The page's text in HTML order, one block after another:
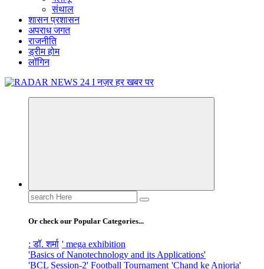
संथाल
शासन प्रशासन
अपराध जगत
राजनीति
ड्रीम होम
लॉगिन
Search
for:
Or check our Popular Categories...
: डॉ. शर्मा ' mega exhibition
'Basics of Nanotechnology and its Applications'
'BCL Session-2' Football Tournament 'Chand ke Anjoria'